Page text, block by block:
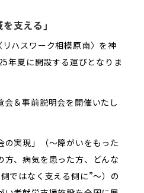
支える｣
ハスワーク相模原南〉を神
年夏に開設する運びとなりま
＆事前説明会を開催いたし
の実現」（～障がいをもった
方、病気を患った方、どんな
ではなく支える側に”～）の